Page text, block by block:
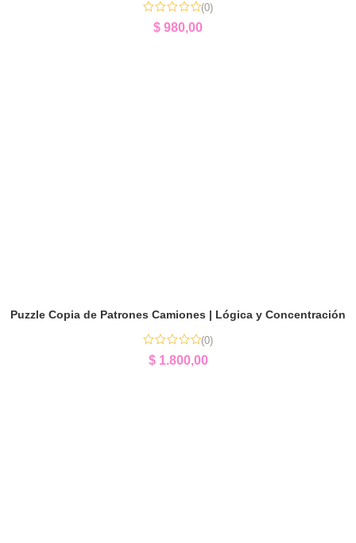
(0)
$ 980,00
Puzzle Copia de Patrones Camiones | Lógica y Concentración
(0)
$1.800,00